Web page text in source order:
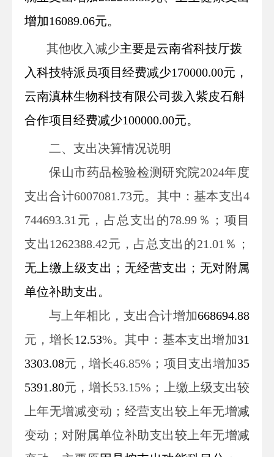
增加16089.06元。
其他收入减少主要是云南省科技厅拨
入科技特派员项目经费减少170000.00元，
云南滇林生物科技有限公司拨入紫皮石斛
合作项目经费减少100000.00元。
二、支出决算情况说明
保山市药品检验检测研究院2024年度
支出合计6007081.73元。其中：基本支出4
744693.31 元 ，占总支出的78.99 ％；项目
支出 1262388.42元 ，占总支出的21.01 ％；
无 上缴上级支出； 无经营支出； 无对附属
单位补助支出。
与上年相比，支出合计增加668694.88
元，增长12.53%。其中： 基本支出增加31
3303.08元，增长46.85% ；项目支出增加35
5391.80元，增长53.15% ；上缴上级支出较
上年无增减变动 ；经营支出较上年无增减
变动 ；对附属单位补助支出较上年无增减